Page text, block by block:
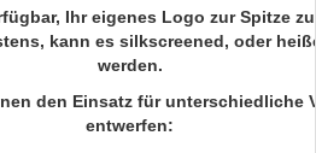
Ihr eigenes Logo zur Spitze
kann es silkscreened, oder
werden.
den Einsatz für unterschiedliche
entwerfen: